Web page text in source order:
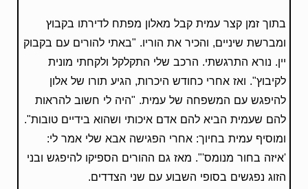
בתוך זמן קצר עמית קבל מאלון מפתח לדירתו בקבוץ
ומברשת שיניים, והכיר את הוריו. "באתי להורים עם בקבוק
יין. נורא התרגשתי. הרכב שלי התקלקל ולקחתי מונית
לקיבוץ". ואז אחרי כחודש היכרות, הגיע תורו של אלון
להיפגש עם המשפחה של עמית. "היה לי חשוב להראות
להם שעמית הביא להם אדם איכותי ושהוא בידיים טובות".
ומוסיף עמית בחיוך: אחרי הפגישה אבא שלי אמר לי:
'איזה בחור מנומס'". מאז גם ההורים הספיקו להיפגש ובני
הזוג נפגשים בסופי השבוע עם שני הצדדים.